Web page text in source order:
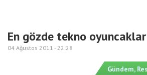
En gözde tekno oyuncaklar
04 Ağustos 2011 -22:28
Gündem,